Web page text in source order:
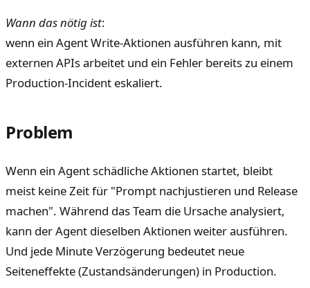
Wann das nötig ist:
wenn ein Agent Write-Aktionen ausführen kann, mit
externen APIs arbeitet und ein Fehler bereits zu einem
Production-Incident eskaliert.
Problem
Wenn ein Agent schädliche Aktionen startet, bleibt
meist keine Zeit für "Prompt nachjustieren und Release
machen". Während das Team die Ursache analysiert,
kann der Agent dieselben Aktionen weiter ausführen.
Und jede Minute Verzögerung bedeutet neue
Seiteneffekte (Zustandsänderungen) in Production.